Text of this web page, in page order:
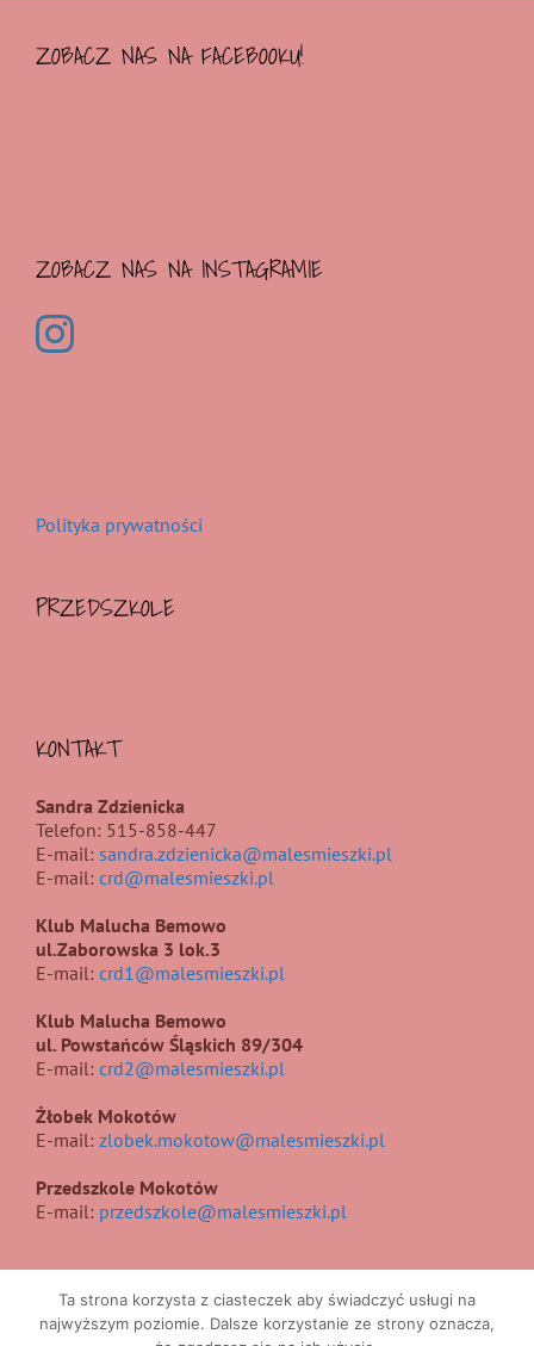
ZOBACZ NAS NA FACEBOOKU!
ZOBACZ NAS NA INSTAGRAMIE
Polityka prywatności
PRZEDSZKOLE
KONTAKT
Sandra Zdzienicka
Telefon: 515-858-447
E-mail: sandra.zdzienicka@malesmieszki.pl
E-mail: crd@malesmieszki.pl
Klub Malucha Bemowo
ul.Zaborowska 3 lok.3
E-mail: crd1@malesmieszki.pl
Klub Malucha Bemowo
ul. Powstańców Śląskich 89/304
E-mail: crd2@malesmieszki.pl
Żłobek Mokotów
E-mail: zlobek.mokotow@malesmieszki.pl
Przedszkole Mokotów
E-mail: przedszkole@malesmieszki.pl
Ta strona korzysta z ciasteczek aby świadczyć usługi na
najwyższym poziomie. Dalsze korzystanie ze strony oznacza,